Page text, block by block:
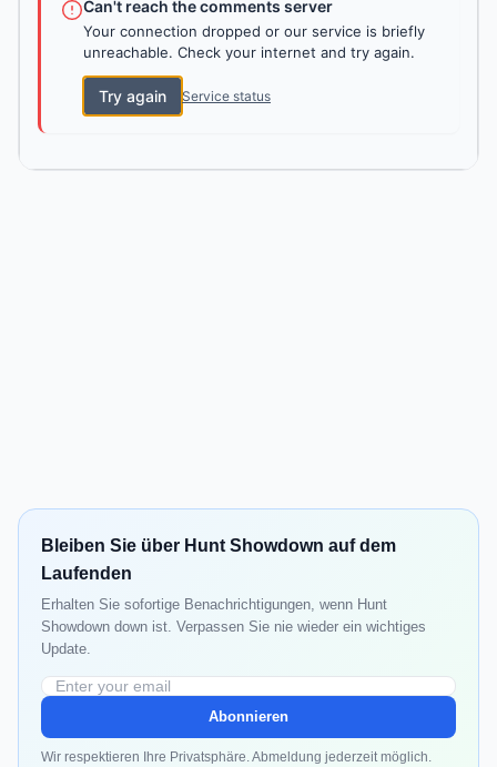
Can't reach the comments server
Your connection dropped or our service is briefly
unreachable. Check your internet and try again.
Try again Service status
Bleiben Sie über Hunt Showdown auf dem
Laufenden
Erhalten Sie sofortige Benachrichtigungen, wenn Hunt
Showdown down ist. Verpassen Sie nie wieder ein wichtiges
Update.
Abonnieren
Wir respektieren Ihre Privatsphäre. Abmeldung jederzeit möglich.